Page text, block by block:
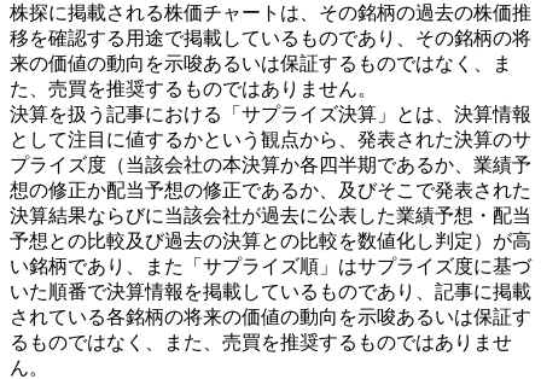
株探に掲載される株価チャートは、その銘柄の過去の株価推
移を確認する用途で掲載しているものであり、その銘柄の将
来の価値の動向を示唆あるいは保証するものではなく、ま
た、売買を推奨するものではありません。
決算を扱う記事における「サプライズ決算」とは、決算情報
として注目に値するかという観点から、発表された決算のサ
プライズ度（当該会社の本決算か各四半期であるか、業績予
想の修正か配当予想の修正であるか、及びそこで発表された
決算結果ならびに当該会社が過去に公表した業績予想・配当
予想との比較及び過去の決算との比較を数値化し判定）が高
い銘柄であり、また「サプライズ順」はサプライズ度に基づ
いた順番で決算情報を掲載しているものであり、記事に掲載
されている各銘柄の将来の価値の動向を示唆あるいは保証す
るものではなく、また、売買を推奨するものではありませ
ん。